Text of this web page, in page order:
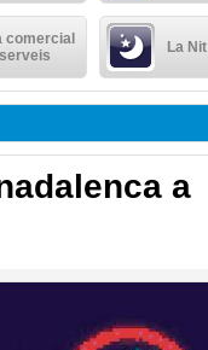
comercial
La Nit
a